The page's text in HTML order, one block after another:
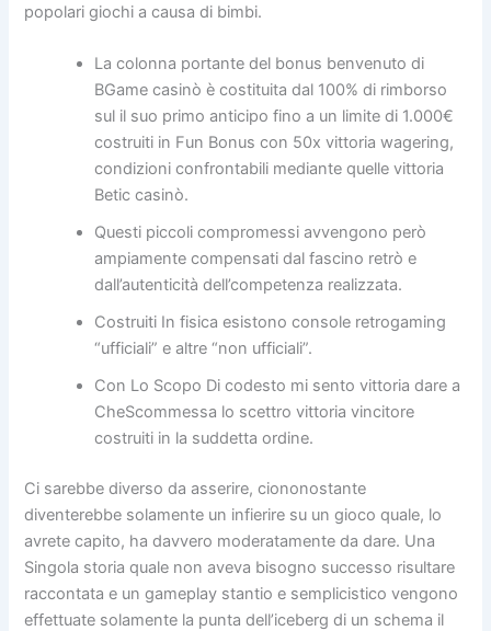
popolari giochi a causa di bimbi.
La colonna portante del bonus benvenuto di
BGame casinò è costituita dal 100% di rimborso
sul il suo primo anticipo fino a un limite di 1.000€
costruiti in Fun Bonus con 50x vittoria wagering,
condizioni confrontabili mediante quelle vittoria
Betic casinò.
Questi piccoli compromessi avvengono però
ampiamente compensati dal fascino retrò e
dall’autenticità dell’competenza realizzata.
Costruiti In fisica esistono console retrogaming
“ufficiali” e altre “non ufficiali”.
Con Lo Scopo Di codesto mi sento vittoria dare a
CheScommessa lo scettro vittoria vincitore
costruiti in la suddetta ordine.
Ci sarebbe diverso da asserire, ciononostante
diventerebbe solamente un infierire su un gioco quale, lo
avrete capito, ha davvero moderatamente da dare. Una
Singola storia quale non aveva bisogno successo risultare
raccontata e un gameplay stantio e semplicistico vengono
effettuate solamente la punta dell’iceberg di un schema il